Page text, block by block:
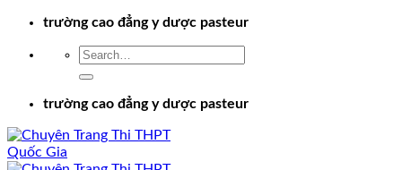
Chuyểntrường cao đẳng y dược pasteur
trường cao đẳng y dược pasteur